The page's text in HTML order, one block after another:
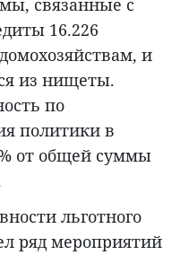
связанные с
16.226
и
из нищеты.
по
политики в
от общей суммы
льготного
ряд мероприятий